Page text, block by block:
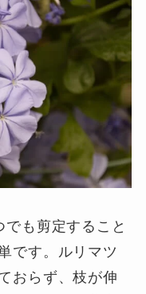
も剪定すること
です。ルリマツ
おらず、枝が伸